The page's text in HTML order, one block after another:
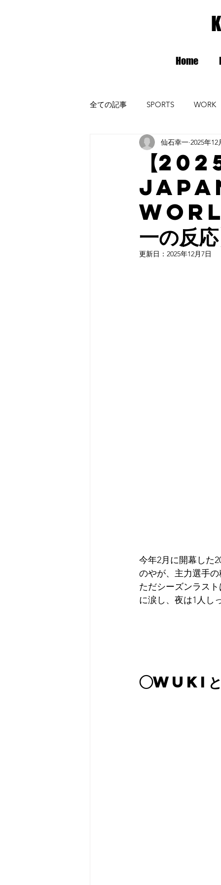
Home
全ての記事 SPORTS WORK
radiomax ガンバ大阪
【
一の反
仙石幸一 2025年12
更新日： 2025年12月7日
今年2月に開幕した
のやが、主力選手
ただシーズンラス
に涙し、夜は1人し
◯WUKI